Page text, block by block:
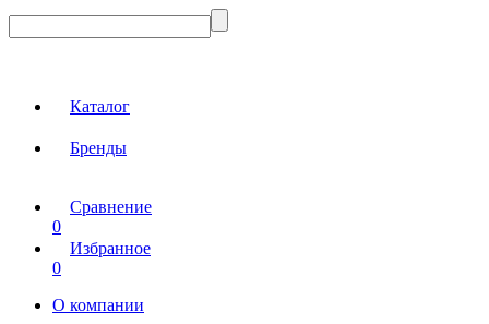
Каталог
Бренды
Сравнение
0
Избранное
0
О компании